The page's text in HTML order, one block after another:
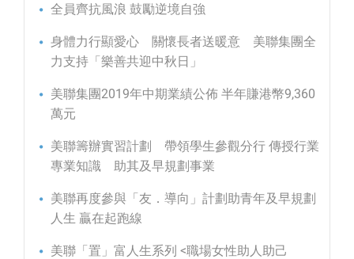
全員齊抗風浪 鼓勵逆境自強
身體力行顯愛心 關懷長者送暖意 美聯集團全
力支持「樂善共迎中秋日」
美聯集團2019年中期業績公佈 半年賺港幣9,360
萬元
美聯籌辦實習計劃 帶領學生參觀分行 傳授行業
專業知識 助其及早規劃事業
美聯再度參與「友．導向」計劃助青年及早規劃
人生 贏在起跑線
美聯「置」富人生系列 <職場女性助人助己